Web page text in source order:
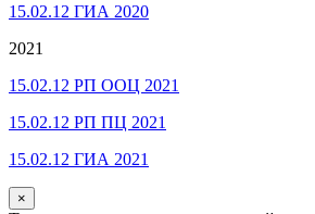
15.02.12 ГИА 2020
2021
15.02.12 РП ООЦ 2021
15.02.12 РП ПЦ 2021
15.02.12 ГИА 2021
×